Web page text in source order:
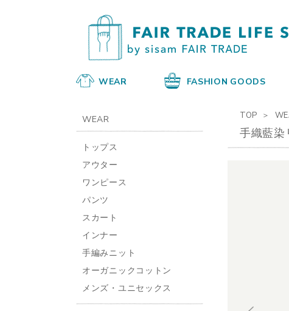
WEAR FASHION GOODS
TOP
手織藍染
WEAR
トップス
アウター
ワンピース
パンツ
スカート
インナー
手編みニット
オーガニックコットン
メンズ・ユニセックス